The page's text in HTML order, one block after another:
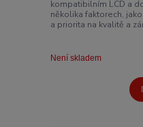
kompatibilním LCD a
několika faktorech,
a priorita na kvalitě a
Není skladem